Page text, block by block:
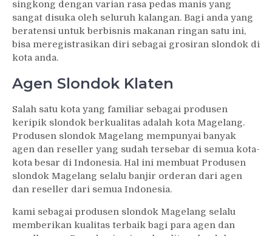
singkong dengan varian rasa pedas manis yang
sangat disuka oleh seluruh kalangan. Bagi anda yang
beratensi untuk berbisnis makanan ringan satu ini,
bisa meregistrasikan diri sebagai grosiran slondok di
kota anda.
Agen Slondok Klaten
Salah satu kota yang familiar sebagai produsen
keripik slondok berkualitas adalah kota Magelang.
Produsen slondok Magelang mempunyai banyak
agen dan reseller yang sudah tersebar di semua kota-
kota besar di Indonesia. Hal ini membuat Produsen
slondok Magelang selalu banjir orderan dari agen
dan reseller dari semua Indonesia.
kami sebagai produsen slondok Magelang selalu
memberikan kualitas terbaik bagi para agen dan